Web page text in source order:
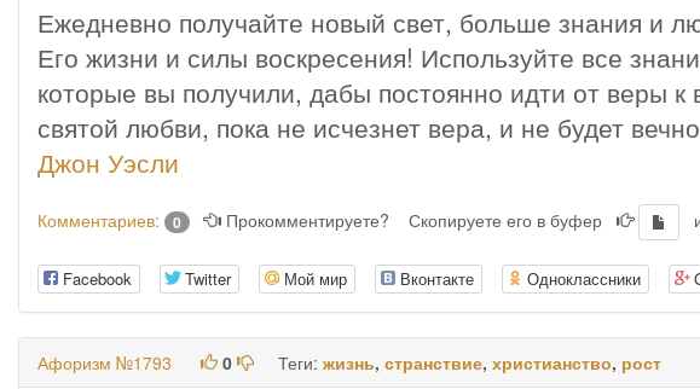
Ежедневно получайте новый свет, больше знания и
Его жизни и силы воскресения! Используйте все
которые вы получили, дабы постоянно идти от веры к
святой любви, пока не исчезнет вера, и не будет
Джон Уэсли
Комментариев: 0 Прокомментируете? Скопируете его в буфер
Facebook Twitter Мой мир Вконтакте Одноклассники
Афоризм №1793 0 Теги: жизнь, странствие, христианство, рост